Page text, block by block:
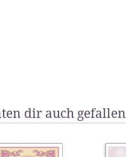
dir auch gefallen